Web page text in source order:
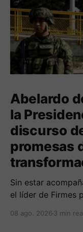
Abelardo
la
discurso
promesas
Sin estar
el líder de Firmes
posiblemente
08 ago. 2026 3 min